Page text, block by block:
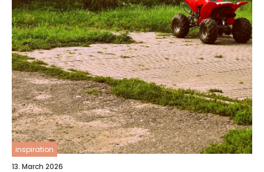
inspiration
13. March 2026